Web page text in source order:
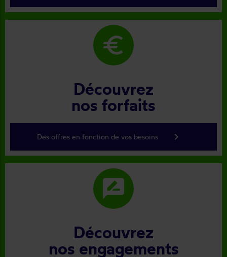
euro
Découvrez
nos forfaits
Des offres en fonction de vos besoins keyboard_arrow_right
rate_review
Découvrez
nos engagements